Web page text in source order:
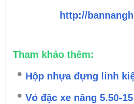
http://
Tham khảo thêm:
Hộp nhựa đựng linh
Vỏ đặc xe nâng 5.50-